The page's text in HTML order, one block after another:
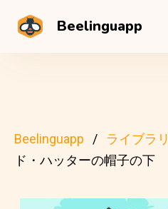
Beelinguapp
Beelinguapp ライブラリ
ド・ハッターの帽子の下